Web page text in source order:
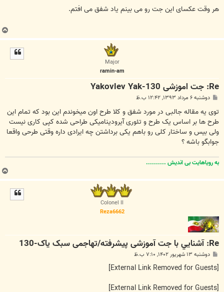
ت
هر وقت عکسای این جت رو می بینم یاد شفق می افتم.
Major
ramin-am
Re: جت اموزشی Yakovlev Yak-130
ت
دوشنبه ۶ مرداد ۱۳۹۳, ۱۲:۴۲ ب.ظ
توی یه مقاله جالبی در مورد شفق و کلا طرح اون میخوندم این بود که تمام این
طرح ها بر اساس یک طرح و تئوری آیرودینامیکی طراحی شده کپی کاری نیست
ولی بیس و ساختار کلی رو باهم یکی برداشتن چه ایرادی داره وقتی طرحی واقعا
جوابگو باشه ؟
به رویاهایت بی اندیش ..........
Colonel II
Reza6662
Re: آشنايي با جت آموزشی پیشرفته/تهاجمی سبک یاک-130
ت
دوشنبه ۱۳ شهریور ۱۴۰۲, ۷:۱۰ ب.ظ
[External Link Removed for Guests]
[External Link Removed for Guests]